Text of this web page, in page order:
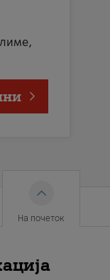
На почеток